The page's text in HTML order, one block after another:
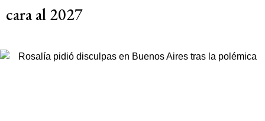
cara al 2027